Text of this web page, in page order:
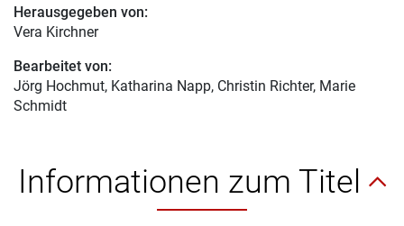
Herausgegeben von:
Vera Kirchner
Bearbeitet von:
Jörg Hochmut, Katharina Napp, Christin Richter, Marie
Schmidt
Informationen zum Titel